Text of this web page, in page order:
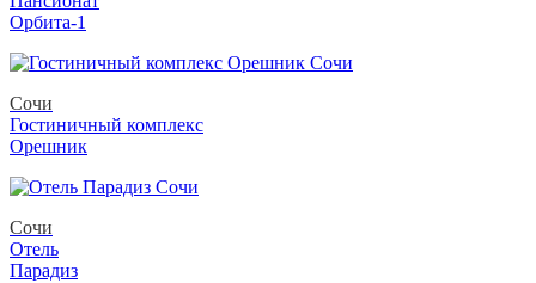
Орбита-1
Сочи
Гостиничный комплекс
Орешник
Сочи
Отель
Парадиз